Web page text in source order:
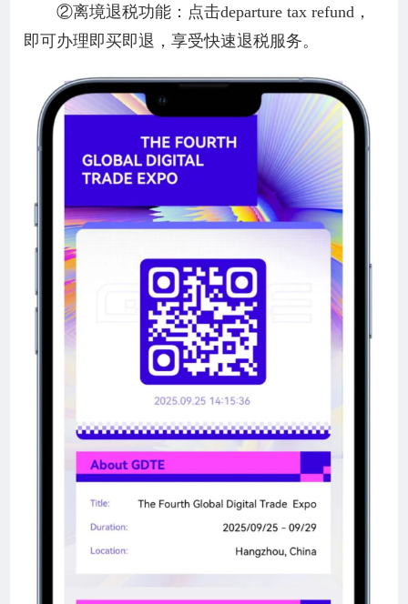
②离境退税功能：点击departure tax refund，
即可办理即买即退，享受快速退税服务。